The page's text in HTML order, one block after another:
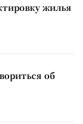
жилья
об